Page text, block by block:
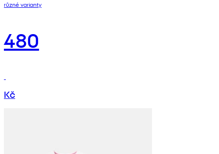
různé varianty
480
Kč